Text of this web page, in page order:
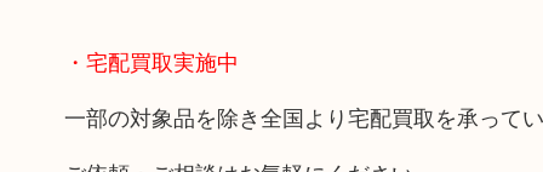
・宅配買取実施中
一部の対象品を除き全国より宅配買取を承ってい